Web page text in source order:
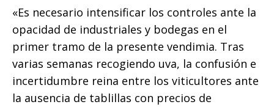
«Es necesario intensificar los controles ante la
opacidad de industriales y bodegas en el
primer tramo de la presente vendimia. Tras
varias semanas recogiendo uva, la confusión e
incertidumbre reina entre los viticultores ante
la ausencia de tablillas con precios de